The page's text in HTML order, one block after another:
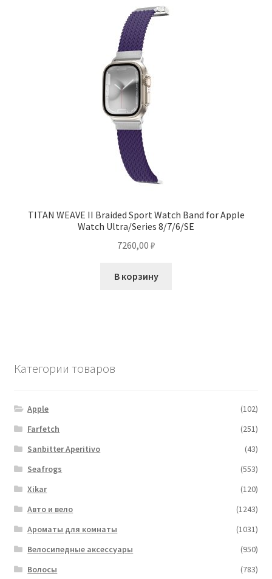
TITAN WEAVE II Braided Sport Watch Band for Apple
Watch Ultra/Series 8/7/6/SE
7260,00 ₽
В корзину
Категории товаров
Apple
(102)
Farfetch
(251)
Sanbitter Aperitivo
(43)
Seafrogs
(553)
Xikar
(120)
Авто и вело
(1243)
Ароматы для комнаты
(1031)
Велосипедные аксессуары
(950)
Волосы
(783)